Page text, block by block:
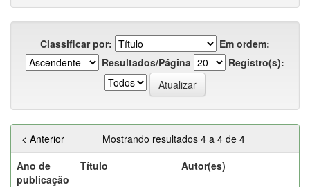
Classificar por:
Em ordem:
Resultados/Página
Registro(s):
Mostrando resultados 4 a 4 de 4
< Anterior
Ano de
publicação
Título Autor(es)